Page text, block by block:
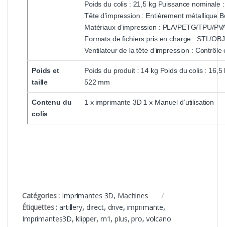
Poids du colis : 21,5 kg Puissance nominale
Tête d’impression : Entièrement métallique
Matériaux d’impression : PLA/PETG/TPU/
Formats de fichiers pris en charge : STL/
Ventilateur de la tête d’impression :
Poids et
taille
Poids du produit : 14 kg Poids du colis :
522 mm
Contenu du
colis
1 x imprimante 3D 1 x Manuel d’utilisation
Catégories : Imprimantes 3D, Machines
Étiquettes :artillery, direct, drive, imprimante,
Imprimantes3D, klipper, m1,plus,pro, volcano